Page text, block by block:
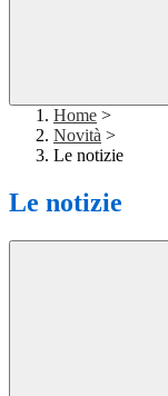
Home >
Novità >
Le notizie
Le notizie